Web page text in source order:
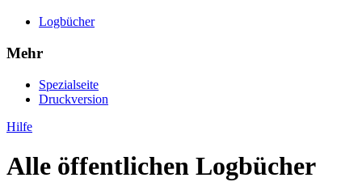
Logbücher
Mehr
Spezialseite
Druckversion
Hilfe
Alle öffentlichen Logbücher